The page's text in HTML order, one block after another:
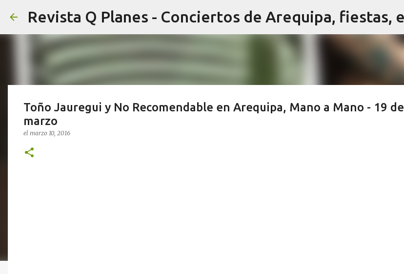
Ir al contenido principal
Toño Jauregui y No Recomendable en Arequipa, Mano a Mano - 19 de
marzo
el marzo 10, 2016